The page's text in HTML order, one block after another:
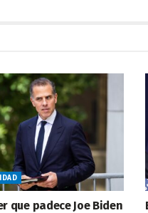
que padece Joe Biden